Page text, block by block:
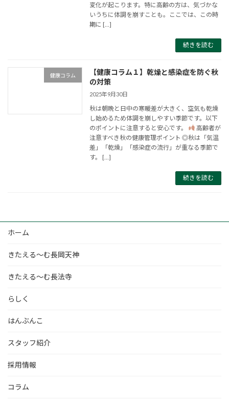
変化が起こります。特に高齢の方は、気づかな
いうちに体調を崩すことも。ここでは、この時
期に […]
続きを読む
健康コラム
【健康コラム１】乾燥と感染症を防ぐ秋
の対策
2025年9月30日
秋は朝晩と日中の寒暖差が大きく、空気も乾燥
し始めるため体調を崩しやすい季節です。以下
のポイントに注意すると安心です。
高齢者が
注意すべき秋の健康管理ポイント ◎秋は「気温
差」「乾燥」「感染症の流行」が重なる季節で
す。 […]
続きを読む
ホーム
きたえる～む長岡天神
きたえる～む長法寺
らしく
はんぶんこ
スタッフ紹介
採用情報
コラム